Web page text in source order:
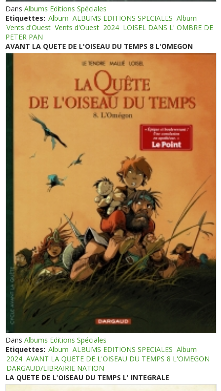
DansAlbums Editions Spéciales
Etiquettes: Album ALBUMS EDITIONS SPECIALES Album
Vents d'Ouest Vents d'Ouest 2024 LOISEL DANS L' OMBRE DE
PETER PAN
AVANT LA QUETE DE L'OISEAU DU TEMPS 8 L'OMEGON
DansAlbums Editions Spéciales
Etiquettes: Album ALBUMS EDITIONS SPECIALES Album
2024 AVANT LA QUETE DE L'OISEAU DU TEMPS 8 L'OMEGON
DARGAUD/LIBRAIRIE NATION
LA QUETE DE L'OISEAU DU TEMPS L' INTEGRALE